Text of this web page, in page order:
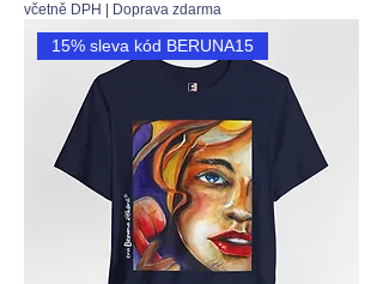
včetně DPH Doprava zdarma
15% sleva kód BERUNA15